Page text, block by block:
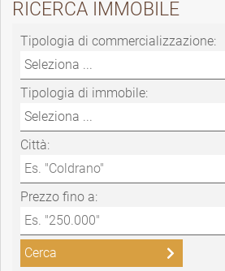
RICERCA IMMOBILE
Tipologia di commercializzazione:
Tipologia di immobile:
Città:
Prezzo fino a: